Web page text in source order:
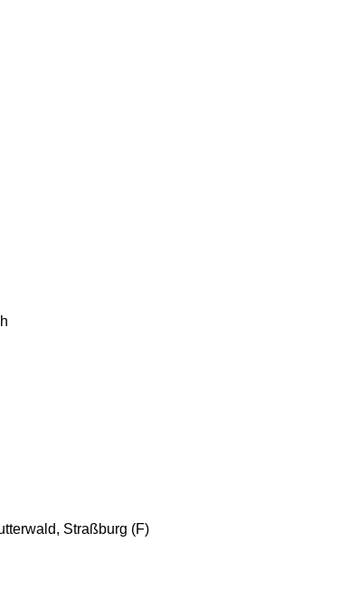
Straßburg (F)